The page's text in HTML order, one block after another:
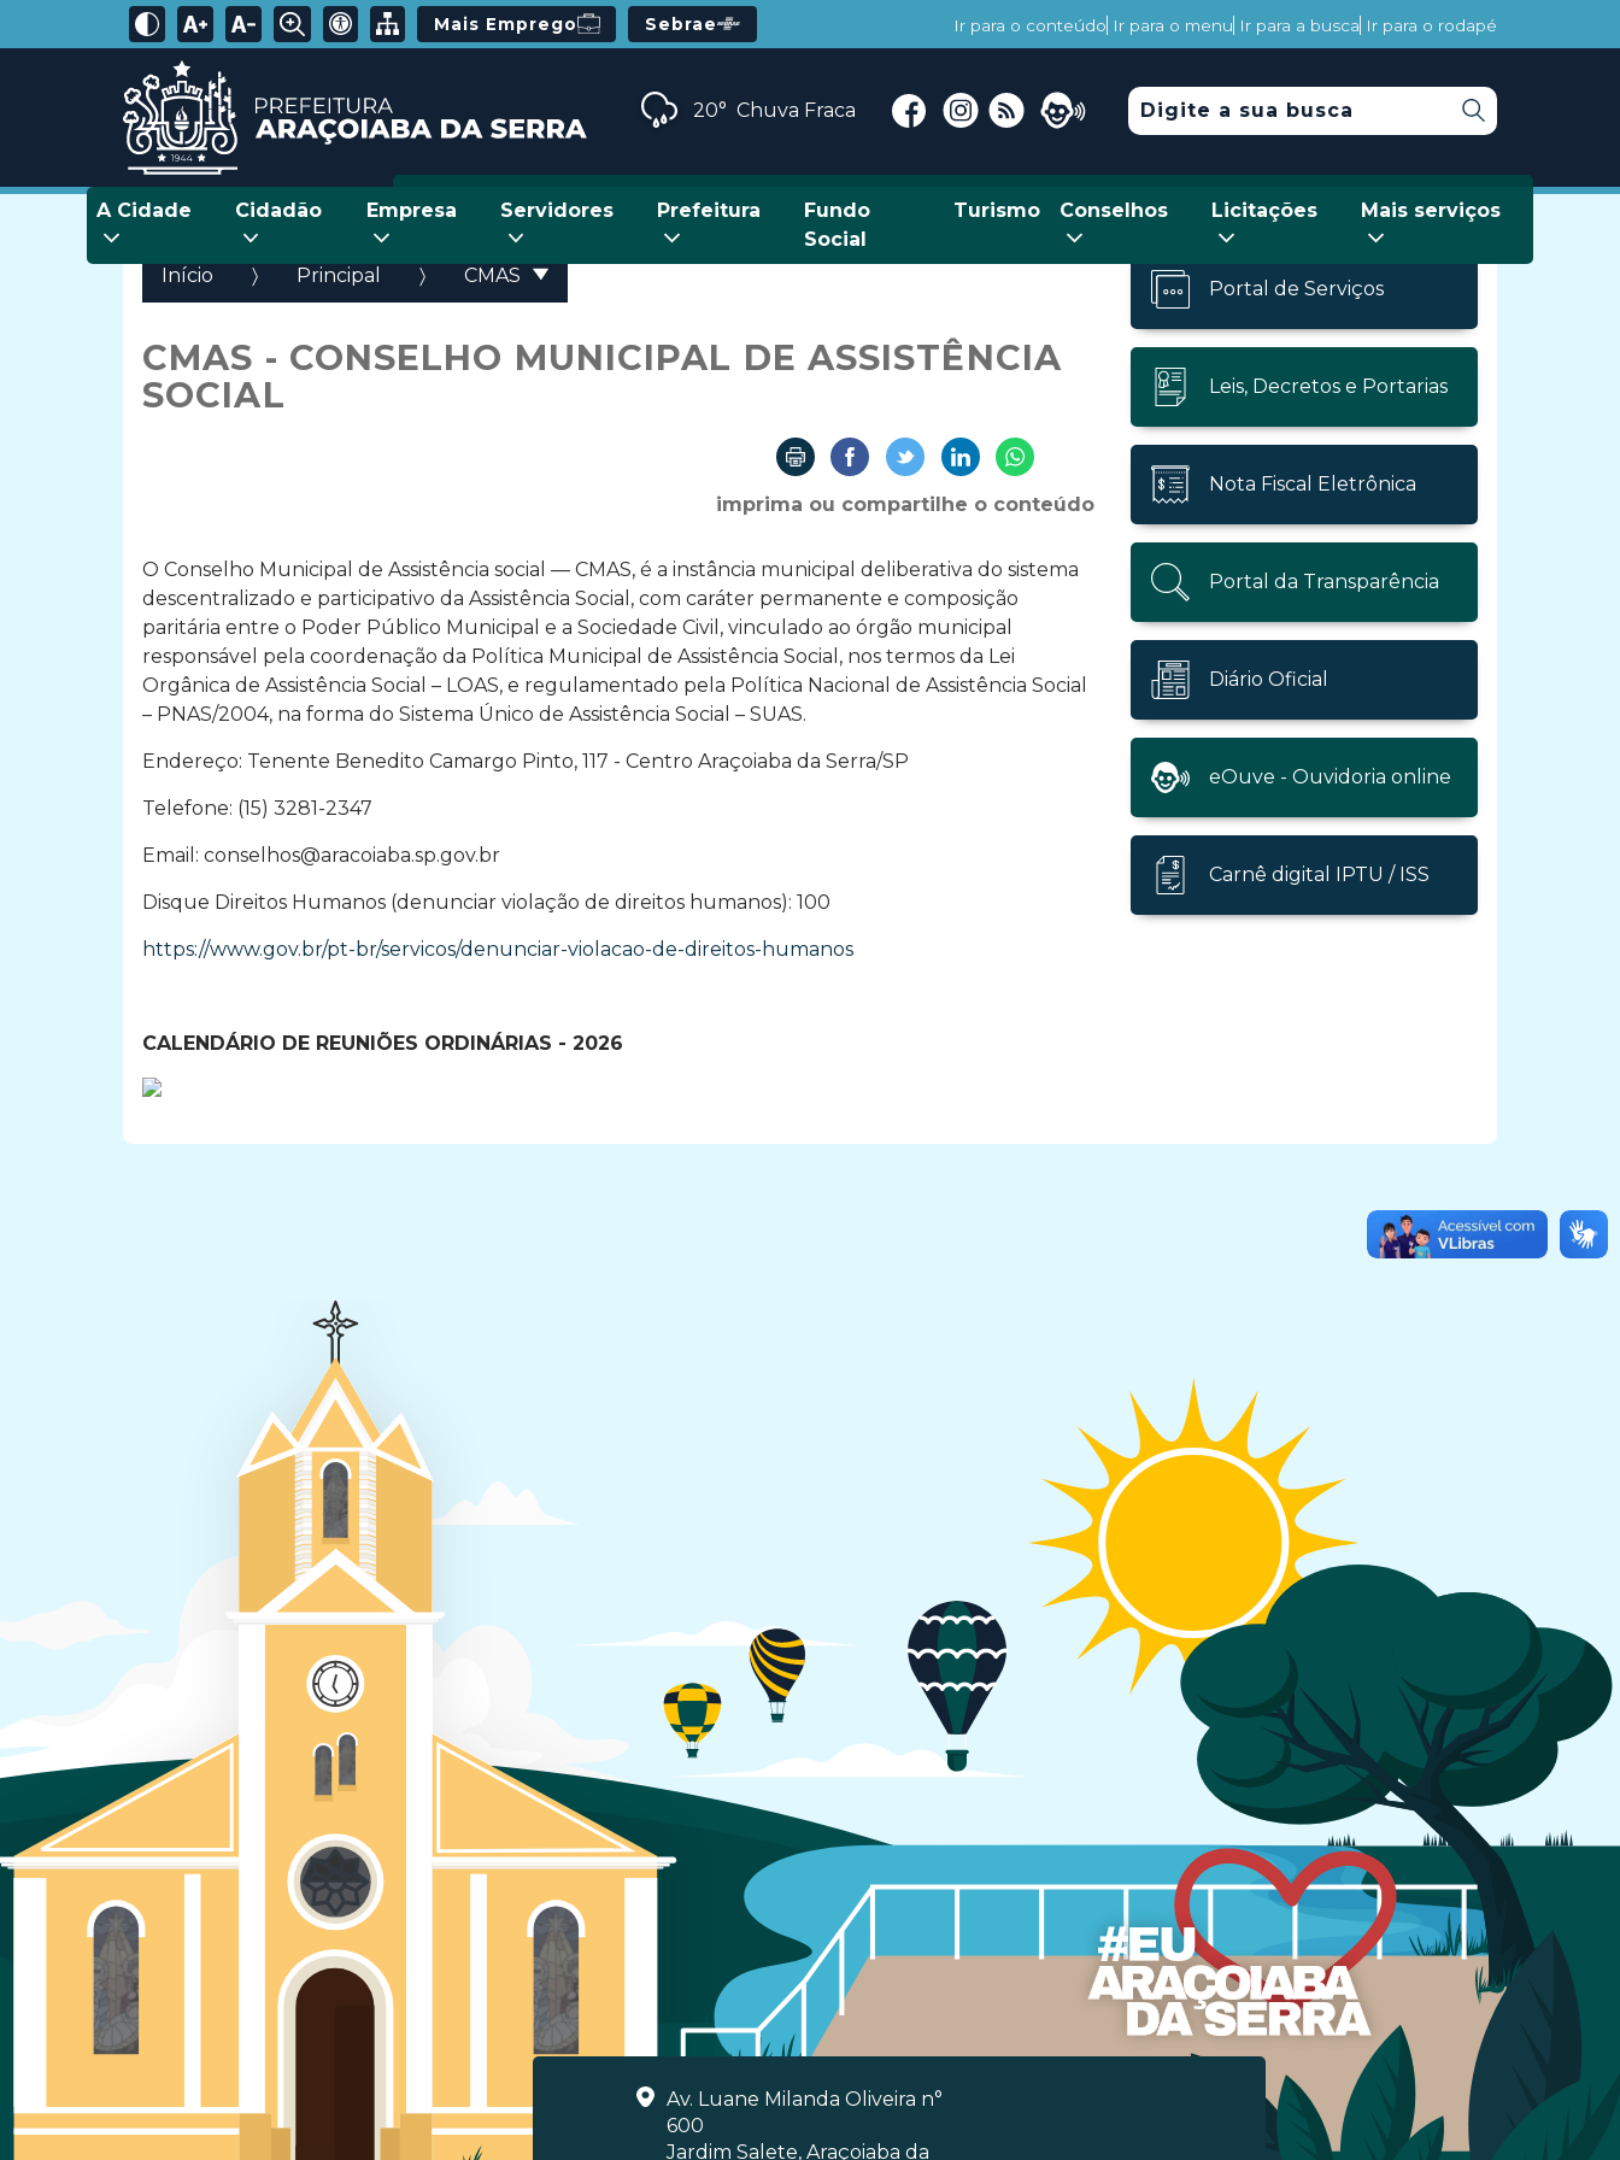
Mais Emprego Sebrae Ir para o conteúdo Ir para o menu Ir para a busca Ir para o rodapé
20° Chuva Fraca
A Cidade Cidadão Empresa Servidores Prefeitura
Fundo
Social
Turismo Conselhos Licitações Mais serviços
Início Principal CMAS
CMAS - CONSELHO MUNICIPAL DE ASSISTÊNCIA
SOCIAL
imprima ou compartilhe o conteúdo
O Conselho Municipal de Assistência social — CMAS, é a instância municipal deliberativa do sistema
descentralizado e participativo da Assistência Social, com caráter permanente e composição
paritária entre o Poder Público Municipal e a Sociedade Civil, vinculado ao órgão municipal
responsável pela coordenação da Política Municipal de Assistência Social, nos termos da Lei
Orgânica de Assistência Social – LOAS, e regulamentado pela Política Nacional de Assistência Social
– PNAS/2004, na forma do Sistema Único de Assistência Social – SUAS.
Endereço: Tenente Benedito Camargo Pinto, 117 - Centro Araçoiaba da Serra/SP
Telefone: (15) 3281-2347
Email: conselhos@aracoiaba.sp.gov.br
Disque Direitos Humanos (denunciar violação de direitos humanos): 100
https://www.gov.br/pt-br/servicos/denunciar-violacao-de-direitos-humanos
CALENDÁRIO DE REUNIÕES ORDINÁRIAS - 2026
Portal de Serviços
Leis, Decretos e Portarias
Nota Fiscal Eletrônica
Portal da Transparência
Diário Oficial
eOuve - Ouvidoria online
Carnê digital IPTU / ISS
Av. Luane Milanda Oliveira n°
600
Jardim Salete, Araçoiaba da